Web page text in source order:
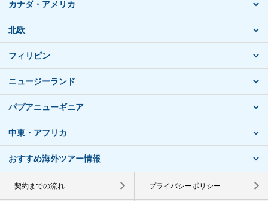
カナダ・アメリカ
北欧
フィリピン
ニュージーランド
パプアニューギニア
中東・アフリカ
おすすめ海外ツアー情報
契約までの流れ プライバシーポリシー